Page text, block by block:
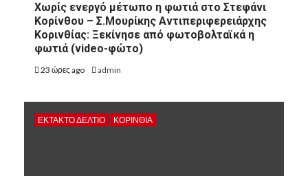
Χωρίς ενεργό μέτωπο η φωτιά στο Στεφάνι
Κορίνθου – Σ.Μουρίκης Αντιπεριφερειάρχης
Κορινθίας: Ξεκίνησε από φωτοβολταϊκά η
φωτιά (video-φώτο)
23 ώρες ago admin
ΕΚΤΑΚΤΟ ΔΕΛΤΙΟ ΚΟΡΙΝΘΊΑ